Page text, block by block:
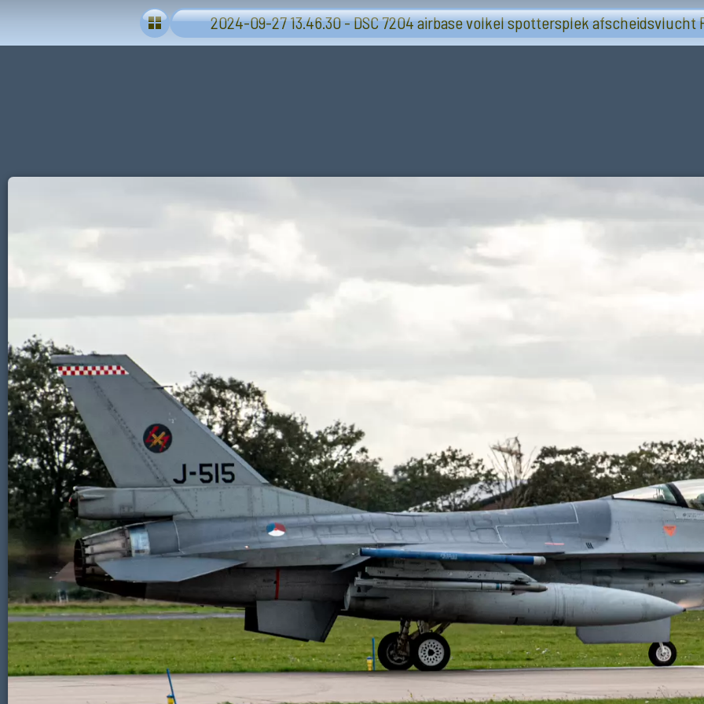
Volkel airbase 2024-09-27 afscheid F-16
2024-09-27 13.46.30 - DSC 7204 airbase volkel spottersplek afscheidsvlucht